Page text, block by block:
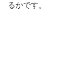
るかです。